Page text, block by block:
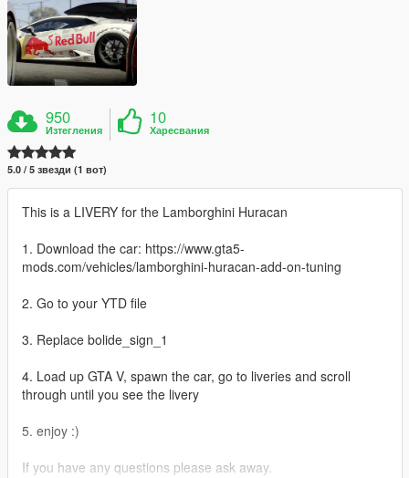
950
Изтегления
10
Харесвания
5.0 / 5 звезди (1 вот)
This is a LIVERY for the Lamborghini Huracan
1. Download the car: https://www.gta5-
mods.com/vehicles/lamborghini-huracan-add-on-tuning
2. Go to your YTD file
3. Replace bolide_sign_1
4. Load up GTA V, spawn the car, go to liveries and scroll
through until you see the livery
5. enjoy :)
If you have any questions please ask away.